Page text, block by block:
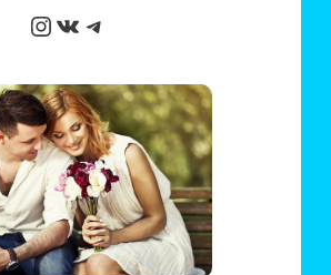
Instagram
ВКонтакте
Telegram